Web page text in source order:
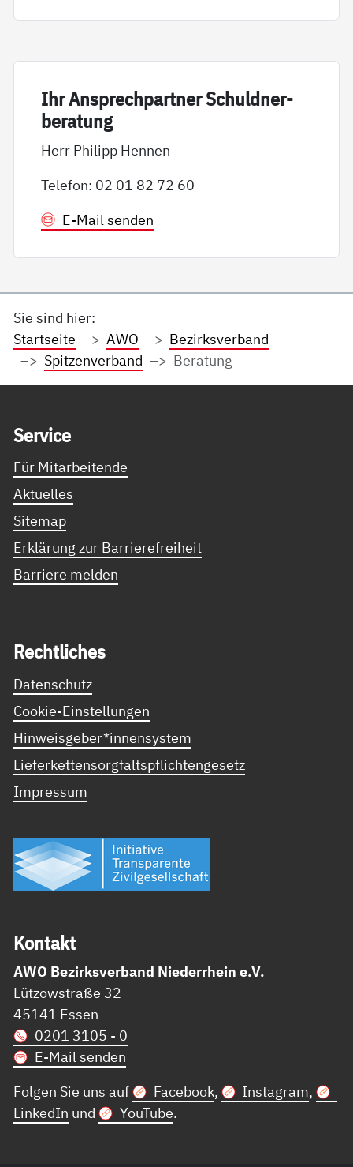
Ihr An­sp­rech­part­ner Schuld­ner­
be­ra­tung
Herr Philipp Hennen
Telefon: 02 01 82 72 60
E-Mail senden
Sie sind hier:
Startseite
AWO
Bezirksverband
Spitzenverband
Beratung
Ser­vice
Für Mitarbeitende
Aktuelles
Sitemap
Erklärung zur Barrierefreiheit
Barriere melden
Recht­li­ches
Datenschutz
Cookie-Einstellungen
Hinweisgeber*innensystem
Lieferkettensorgfaltspflichtengesetz
Impressum
Kon­takt
AWO Bezirksverband Niederrhein e.V.
Lützowstraße 32
45141 Essen
0201 3105 - 0
E-Mail senden
Folgen Sie uns auf
Facebook, Instagram,
LinkedIn und YouTube.